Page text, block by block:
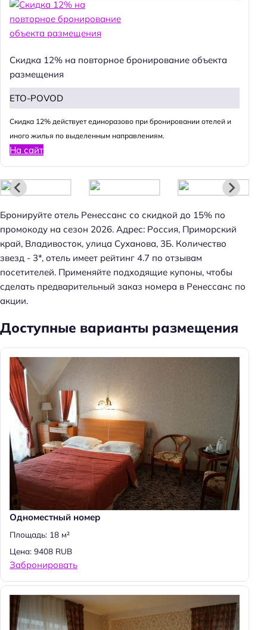
Скидка 12% на повторное бронирование объекта
размещения
ETO-POVOD
Cкидка 12% действует единоразово при бронировании отелей и
иного жилья по выделенным направлениям.
На сайт
Бронируйте отель Ренессанс со скидкой до 15% по
промокоду на сезон 2026. Адрес: Россия, Приморский
край, Владивосток, улица Суханова, 3Б. Количество
звезд - 3*, отель имеет рейтинг 4.7 по отзывам
посетителей. Применяйте подходящие купоны, чтобы
сделать предварительный заказ номера в Ренессанс по
акции.
Доступные варианты размещения
Одноместный номер
Площадь: 18 м²
Цена: 9408 RUB
Забронировать